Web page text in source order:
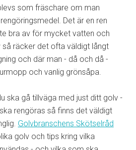
som fräschare om man
Det är en ren
bra av för mycket vatten och
så räcker det ofta väldigt långt
och där man - då och då -
och vanlig grönsåpa.
ska gå tillväga med just ditt golv -
rengöras så finns det väldigt
Golvbranschens Skötselråd
golv och tips kring vilka